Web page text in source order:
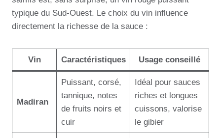
typique du Sud-Ouest. Le choix du vin influence
directement la richesse de la sauce :
Vin Caractéristiques Usage conseillé
Madiran
Puissant, corsé,
tannique, notes
de fruits noirs et
cuir
Idéal pour sauces
riches et longues
cuissons, valorise
le gibier